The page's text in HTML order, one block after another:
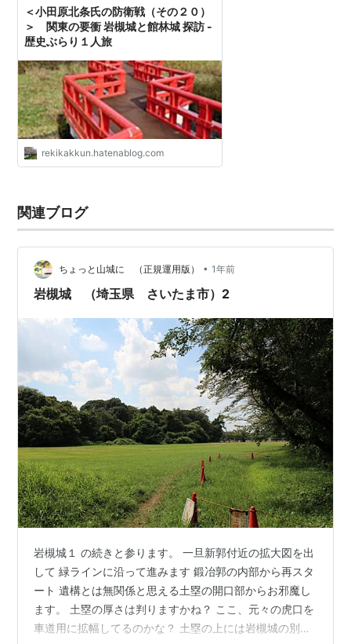
＜小田原北条氏の防衛戦（その２０）
＞ 関東の要衝 岩槻城と館林城 探訪 -
歴史ぶらり１人旅
rekikakkun.hatenablog.com
関連ブログ
ちょっと山城に （正規運用版） • 1年前
岩槻城 （埼玉県 さいたま市）2
岩槻城１ の続きと参ります。 一旦新郭付近の拡大図を出
して 緑ラインに沿って進みます 鍛冶郭の内部から再スタ
ート 遺構とは無関係と思える土塁の開口部からお邪魔し
ます。 土塁の厚さは判りますかね？ ここ、元々の虎口を
車道用に拡幅してるのかな？ 土塁の上には岩槻城の別名